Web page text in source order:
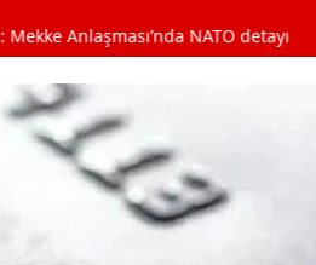
NATO detayı 20:55